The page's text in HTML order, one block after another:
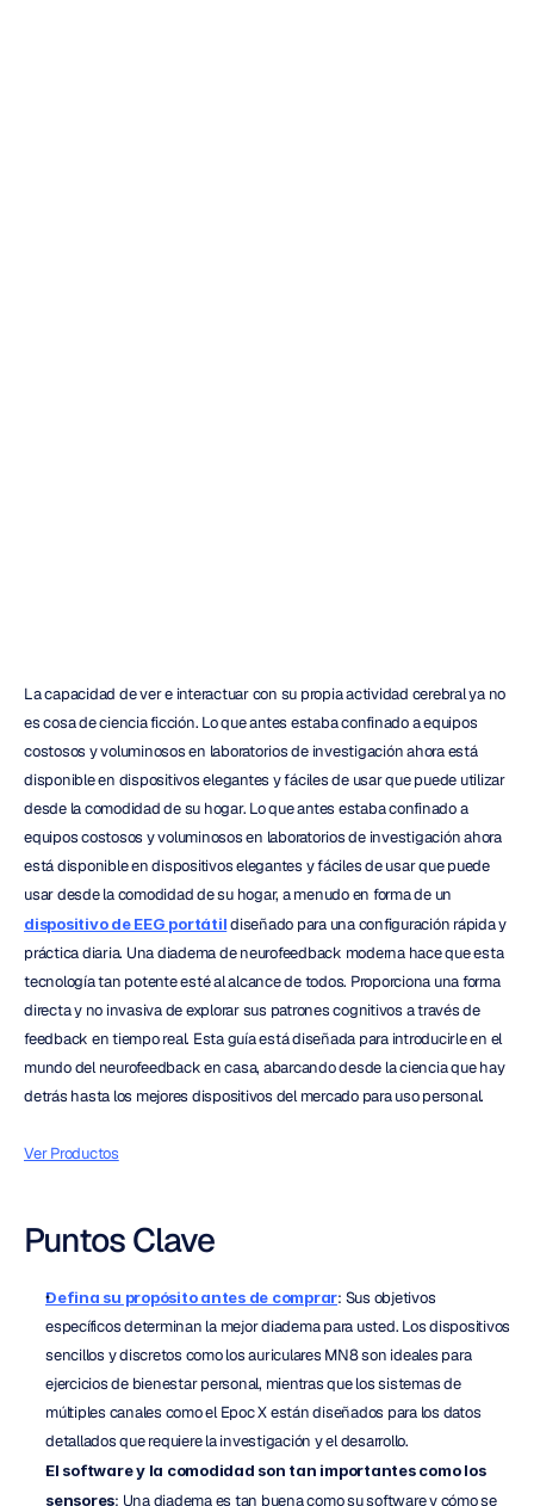
La capacidad de ver e interactuar con su propia actividad cerebral ya no
es cosa de ciencia ficción. Lo que antes estaba confinado a equipos
costosos y voluminosos en laboratorios de investigación ahora está
disponible en dispositivos elegantes y fáciles de usar que puede utilizar
desde la comodidad de su hogar. Lo que antes estaba confinado a
equipos costosos y voluminosos en laboratorios de investigación ahora
está disponible en dispositivos elegantes y fáciles de usar que puede
dispositivo de EEG portátil diseñado para una configuración rápida y
práctica diaria. Una diadema de neurofeedback moderna hace que esta
tecnología tan potente esté al alcance de todos. Proporciona una forma
directa y no invasiva de explorar sus patrones cognitivos a través de
feedback en tiempo real. Esta guía está diseñada para introducirle en el
mundo del neurofeedback en casa, abarcando desde la ciencia que hay
detrás hasta los mejores dispositivos del mercado para uso personal.
Ver Productos
Puntos Clave
Defina su propósito antes de comprar: Sus objetivos
específicos determinan la mejor diadema para usted. Los dispositivos
sencillos y discretos como los auriculares MN8 son ideales para
ejercicios de bienestar personal, mientras que los sistemas de
múltiples canales como el Epoc X están diseñados para los datos
detallados que requiere la investigación y el desarrollo.
El software y la comodidad son tan importantes como los
sensores: Una diadema es tan buena como su software y cómo se